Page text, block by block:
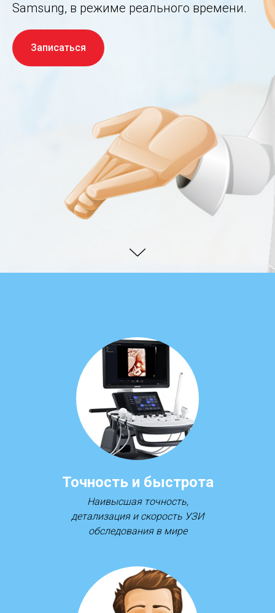
Samsung, в режиме реального времени.
Записаться
Точность и быстрота
Наивысшая точность,
детализация и скорость УЗИ
обследования в мире